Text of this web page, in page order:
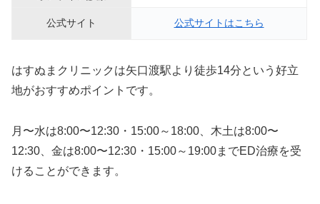
公式サイト 公式サイトはこちら
はすぬまクリニックは矢口渡駅より徒歩14分という好立
地がおすすめポイントです。
月〜水は8:00〜12:30・15:00～18:00、木土は8:00〜
12:30、金は8:00〜12:30・15:00～19:00までED治療を受
けることができます。